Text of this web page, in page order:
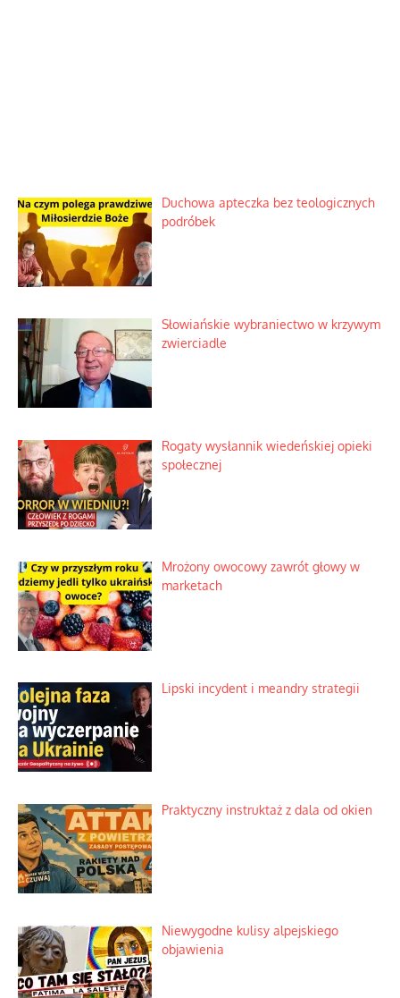
Duchowa apteczka bez teologicznych
podróbek
Słowiańskie wybraniectwo w krzywym
zwierciadle
Rogaty wysłannik wiedeńskiej opieki
społecznej
Mrożony owocowy zawrót głowy w
marketach
Lipski incydent i meandry strategii
Praktyczny instruktaż z dala od okien
Niewygodne kulisy alpejskiego
objawienia